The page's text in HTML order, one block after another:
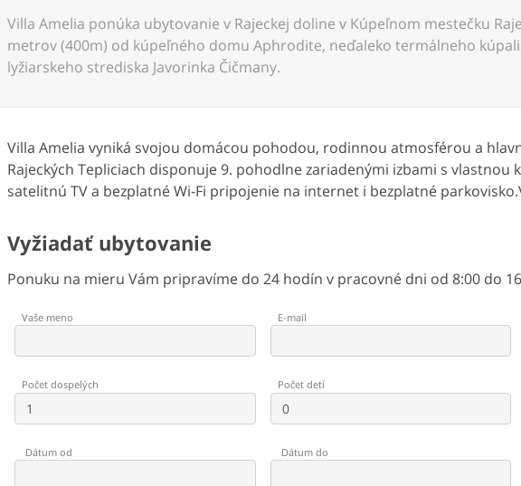
Villa Amelia ponúka ubytovanie v Rajeckej doline v Kúpeľnom mestečku
metrov (400m) od kúpeľného domu Aphrodite, neďaleko termálneho
lyžiarskeho strediska Javorinka Čičmany.
Villa Amelia vyniká svojou domácou pohodou, rodinnou atmosférou a
Rajeckých Tepliciach disponuje 9. pohodlne zariadenými izbami s vlastnou
satelitnú TV a bezplatné Wi-Fi pripojenie na internet i bezplatné
Vyžiadať ubytovanie
Ponuku na mieru Vám pripravíme do 24 hodín v pracovné dni od 8:00 do
Vaše meno E-mail
Počet dospelých Počet detí
Dátum od Dátum do